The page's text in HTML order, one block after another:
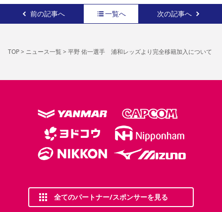
前の記事へ 一覧へ 次の記事へ
TOP> ニュース一覧> 平野 佑一選手 浦和レッズより完全移籍加入について
全てのパートナー/スポンサーを見る